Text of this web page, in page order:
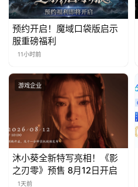
预约开启！魔域口袋版启示
服重磅福利
11小时前
游戏企业
沐小葵全新特写亮相！《影
之刃零》预售 8月12日开启
1天前